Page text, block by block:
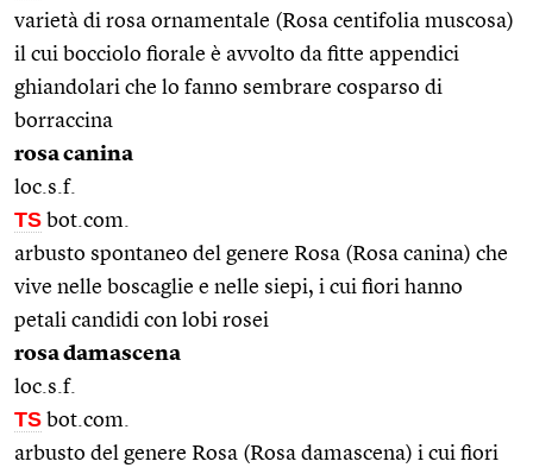
varietà di rosa ornamentale (Rosa centifolia muscosa)
il cui bocciolo fiorale è avvolto da fitte appendici
ghiandolari che lo fanno sembrare cosparso di
borraccina
rosa canina
loc.s.f.
TS bot.com.
arbusto spontaneo del genere Rosa (Rosa canina) che
vive nelle boscaglie e nelle siepi, i cui fiori hanno
petali candidi con lobi rosei
rosa damascena
loc.s.f.
TS bot.com.
arbusto del genere Rosa (Rosa damascena) i cui fiori